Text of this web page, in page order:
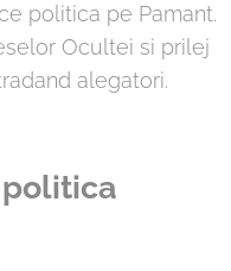
politica pe Pamant.
Ocultei si prilej
alegatori.
politica